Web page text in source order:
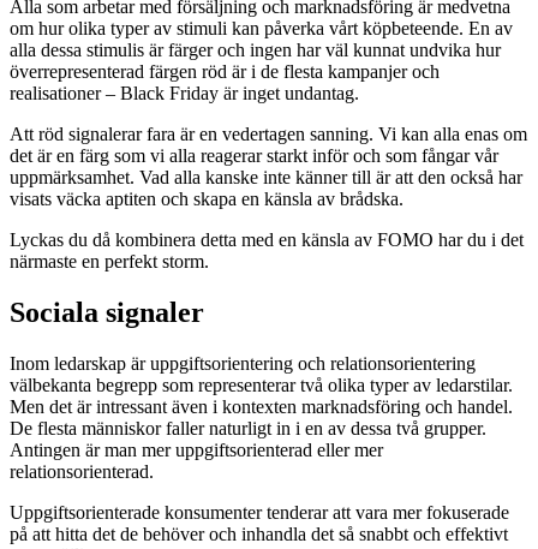
Alla som arbetar med försäljning och marknadsföring är medvetna
om hur olika typer av stimuli kan påverka vårt köpbeteende. En av
alla dessa stimulis är färger och ingen har väl kunnat undvika hur
överrepresenterad färgen röd är i de flesta kampanjer och
realisationer – Black Friday är inget undantag.
Att röd signalerar fara är en vedertagen sanning. Vi kan alla enas om
det är en färg som vi alla reagerar starkt inför och som fångar vår
uppmärksamhet. Vad alla kanske inte känner till är att den också har
visats väcka aptiten och skapa en känsla av brådska.
Lyckas du då kombinera detta med en känsla av FOMO har du i det
närmaste en perfekt storm.
Sociala signaler
Inom ledarskap är uppgiftsorientering och relationsorientering
välbekanta begrepp som representerar två olika typer av ledarstilar.
Men det är intressant även i kontexten marknadsföring och handel.
De flesta människor faller naturligt in i en av dessa två grupper.
Antingen är man mer uppgiftsorienterad eller mer
relationsorienterad.
Uppgiftsorienterade konsumenter tenderar att vara mer fokuserade
på att hitta det de behöver och inhandla det så snabbt och effektivt